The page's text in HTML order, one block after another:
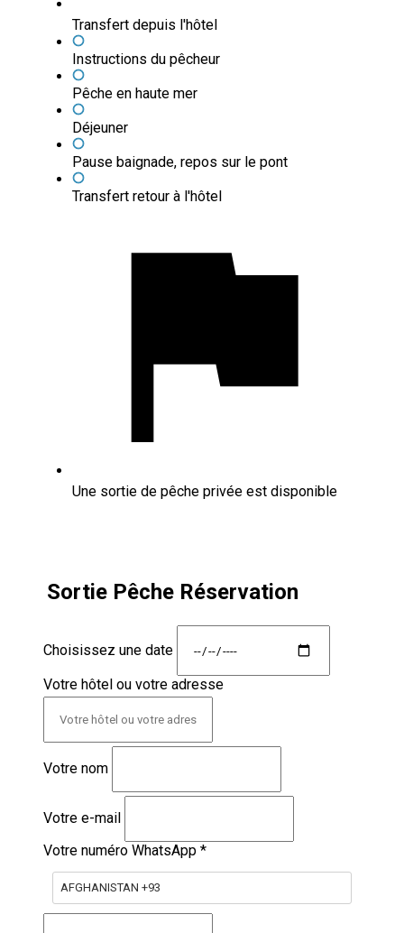
Transfert depuis l'hôtel
Instructions du pêcheur
Pêche en haute mer
Déjeuner
Pause baignade, repos sur le pont
Transfert retour à l'hôtel
Une sortie de pêche privée est disponible
Sortie Pêche Réservation
Choisissez une date
Votre hôtel ou votre adresse
Votre nom
Votre e-mail
Votre numéro WhatsApp *
AFGHANISTAN +93